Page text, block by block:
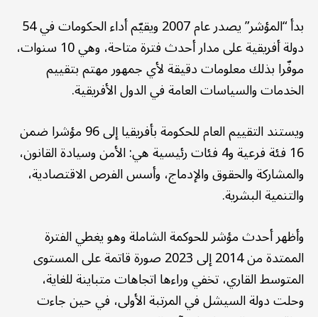
بدأ “المؤشر” يصدر عام 2007 ويقيّم أداء الحكومات في 54
دولة أفريقية على مدار أحدث فترة متاحة، وهي 10 سنوات،
موفّرا بذلك معلومات دقيقة لأي جمهور مهتم بتقييم
الخدمات والسياسات العامة في الدول الأفريقية.
ويستند التقييم العام للحكومة بأفريقيا إلى 96 مؤشرا ضمن
16 فئة فرعية و4 فئات رئيسية هي: الأمن وسيادة القانون،
والمشاركة والحقوق والإدماج، وأسس الفرص الاقتصادية،
والتنمية البشرية.
وأظهر أحدث مؤشر للحوكمة الشاملة وهو يغطي الفترة
الممتدة من 2014 إلى 2023 صورة قاتمة على المستوى
المتوسط ​​القاري، تخفي وراءها اتجاهات متباينة للغاية،
وحلت دولة السيشل في المرتبة الأولى، في حين جاءت